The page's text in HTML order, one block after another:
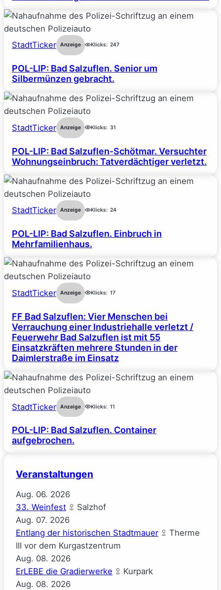
StadtTicker Anzeige Klicks: 247
POL-LIP: Bad Salzuflen. Senior um
Silbermünzen gebracht.
StadtTicker Anzeige Klicks: 31
POL-LIP: Bad Salzuflen-Schötmar. Versuchter
Wohnungseinbruch: Tatverdächtiger verletzt.
StadtTicker Anzeige Klicks: 24
POL-LIP: Bad Salzuflen. Einbruch in
Mehrfamilienhaus.
StadtTicker Anzeige Klicks: 17
FF Bad Salzuflen: Vier Menschen bei
Verrauchung einer Industriehalle verletzt /
Feuerwehr Bad Salzuflen ist mit 55
Einsatzkräften mehrere Stunden in der
Daimlerstraße im Einsatz
StadtTicker Anzeige Klicks: 11
POL-LIP: Bad Salzuflen. Container
aufgebrochen.
Veranstaltungen
Aug. 06. 2026
33. Weinfest
Salzhof
Aug. 07. 2026
Entlang der historischen Stadtmauer
Therme
III vor dem Kurgastzentrum
Aug. 08. 2026
ErLEBE die Gradierwerke
Kurpark
Aug. 08. 2026